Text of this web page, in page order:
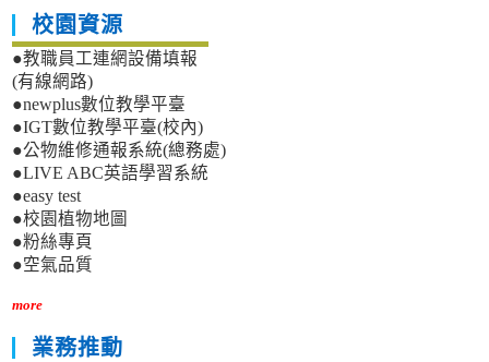
校園資源
●教職員工連網設備填報
(有線網路)
●newplus數位教學平臺
●IGT數位教學平臺(校內)
●公物維修通報系統(總務處)
●LIVE ABC英語學習系統
●easy test
●校園植物地圖
●粉絲專頁
●空氣品質
more
業務推動